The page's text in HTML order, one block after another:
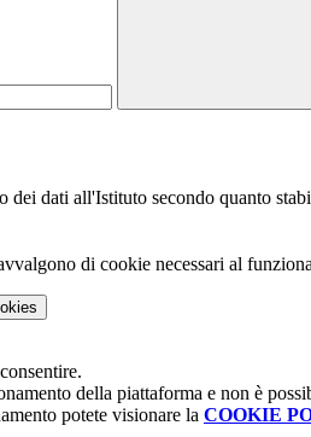
dati all'Istituto secondo quanto
di cookie necessari al
della piattaforma e non è
potete visionare la COOKIE